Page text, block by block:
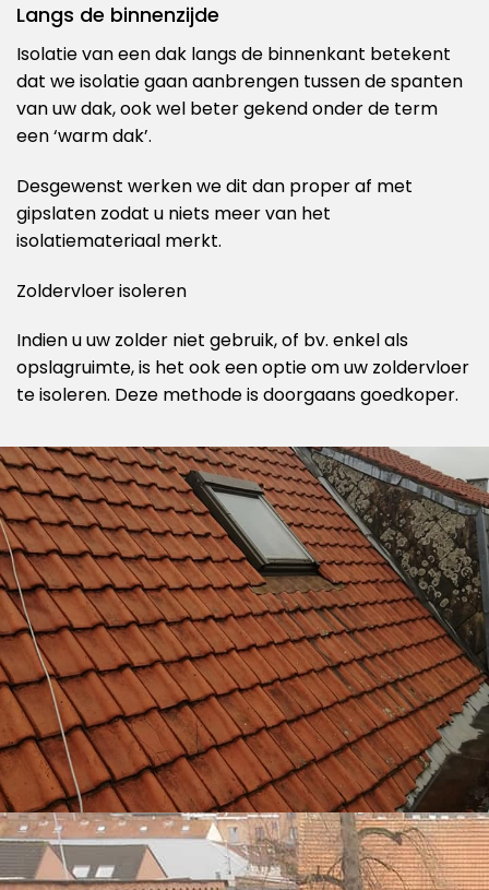
Langs de binnenzijde
Isolatie van een dak langs de binnenkant betekent
dat we isolatie gaan aanbrengen tussen de spanten
van uw dak, ook wel beter gekend onder de term
een ‘warm dak’.
Desgewenst werken we dit dan proper af met
gipslaten zodat u niets meer van het
isolatiemateriaal merkt.
Zoldervloer isoleren
Indien u uw zolder niet gebruik, of bv. enkel als
opslagruimte, is het ook een optie om uw zoldervloer
te isoleren. Deze methode is doorgaans goedkoper.